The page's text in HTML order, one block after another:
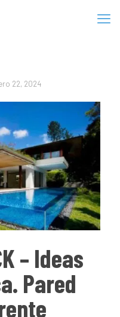
22, 2024
– Ideas
Pared